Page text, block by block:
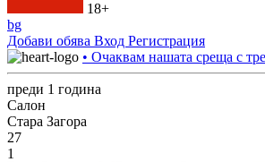
18+
bg
Добави обява Вход Регистрация
• Очаквам нашата среща с
преди 1 година
Салон
Стара Загора
27
1